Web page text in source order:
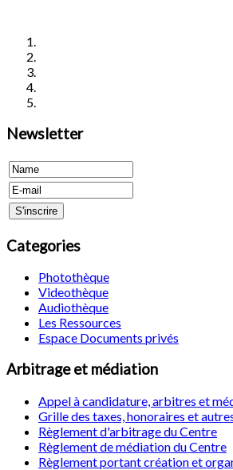
Newsletter
Categories
Photothèque
Videothèque
Audiothèque
Les Ressources
Espace Documents privés
Arbitrage et médiation
Appel à candidature, arbitres et
Grille des taxes, honoraires et
Règlement d'arbitrage du Centre
Règlement de médiation du Centre
Règlement portant création et